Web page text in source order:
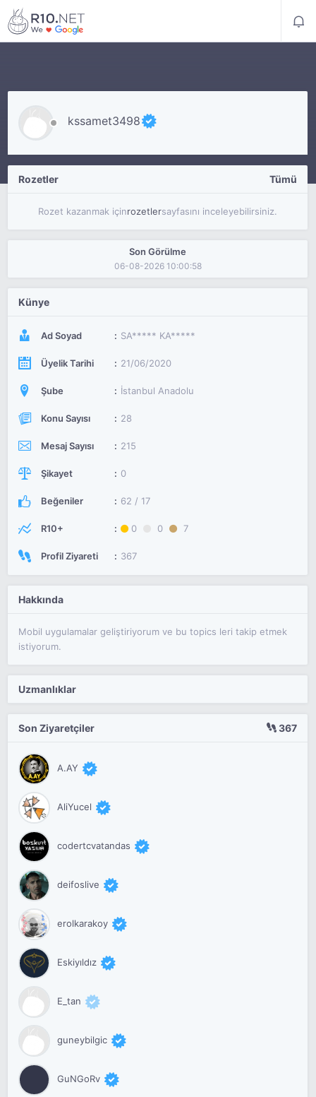
kssamet3498
Rozetler Tümü
Rozet kazanmak içinrozetlersayfasını inceleyebilirsiniz.
Son Görülme
06-08-2026 10:00:58
Künye
Ad Soyad SA***** KA*****
Üyelik Tarihi 21/06/2020
Şube İstanbul Anadolu
Konu Sayısı 28
Mesaj Sayısı 215
Şikayet 0
Beğeniler 62 / 17
R10+ 0 0 7
Profil Ziyareti 367
Hakkında
Mobil uygulamalar geliştiriyorum ve bu topics leri takip etmek
istiyorum.
Uzmanlıklar
Son Ziyaretçiler 367
A.AY
AliYucel
codertcvatandas
deifoslive
erolkarakoy
Eskiyıldız
E_tan
guneybilgic
GuNGoRv